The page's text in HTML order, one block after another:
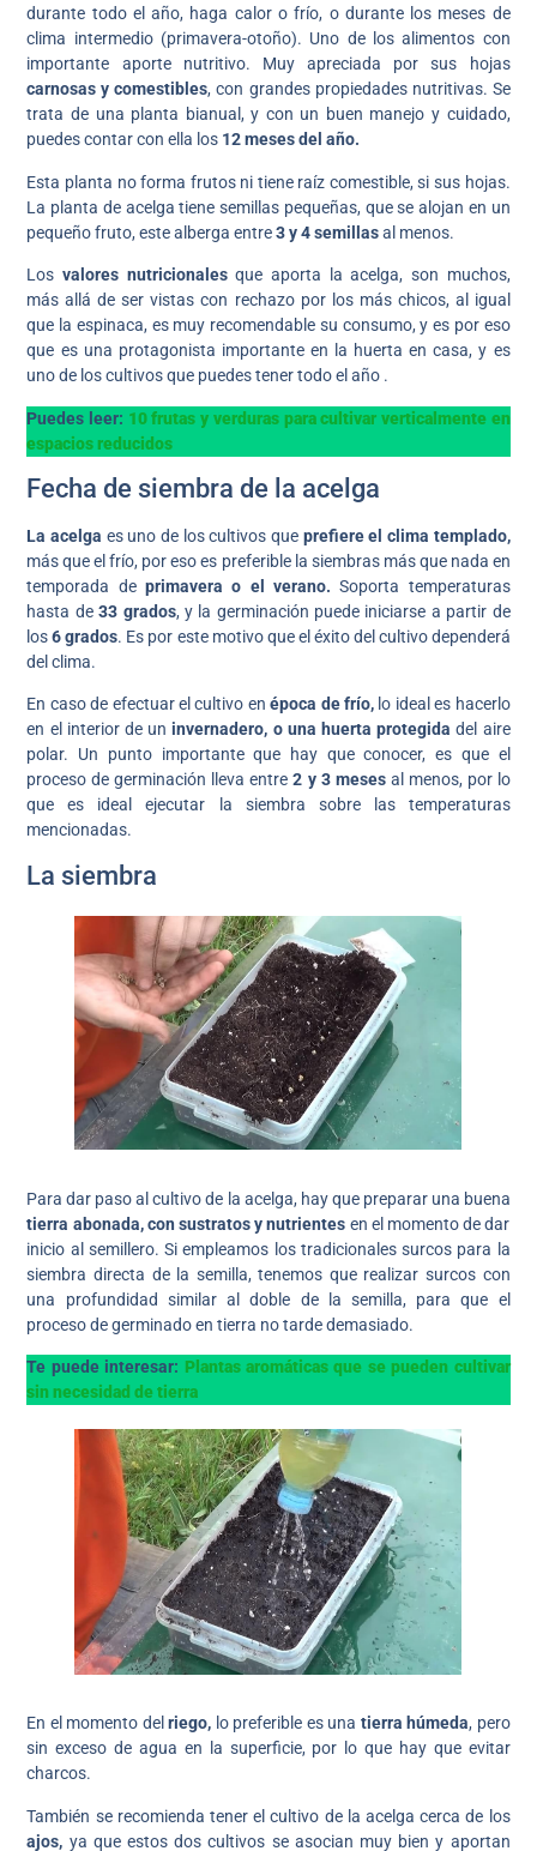
durante todo el año, haga calor o frío, o durante los meses de
clima intermedio (primavera-otoño). Uno de los alimentos con
importante aporte nutritivo. Muy apreciada por sus hojas
carnosas y comestibles, con grandes propiedades nutritivas. Se
trata de una planta bianual, y con un buen manejo y cuidado,
puedes contar con ella los 12 meses del año.
Esta planta no forma frutos ni tiene raíz comestible, si sus hojas.
La planta de acelga tiene semillas pequeñas, que se alojan en un
pequeño fruto, este alberga entre3 y 4 semillasal menos.
Losvalores nutricionalesque aporta la acelga, son muchos,
más allá de ser vistas con rechazo por los más chicos, al igual
que la espinaca, es muy recomendable su consumo, y es por eso
que es una protagonista importante en la huerta en casa, y es
uno de los cultivos que puedes tener todo el año .
Puedes leer: 10 frutas y verduras para cultivar verticalmente en
espacios reducidos
Fecha de siembra de la acelga
La acelga es uno de los cultivos queprefiere el clima templado,
más que el frío, por eso es preferible la siembras más que nada en
temporada deprimavera o el verano. Soporta temperaturas
hasta de33 grados, y la germinación puede iniciarse a partir de
los6 grados. Es por este motivo que el éxito del cultivo dependerá
del clima.
En caso de efectuar el cultivo enépoca de frío, lo ideal es hacerlo
en el interior de uninvernadero, o una huerta protegidadel aire
polar. Un punto importante que hay que conocer, es que el
proceso de germinación lleva entre2 y 3 mesesal menos, por lo
que es ideal ejecutar la siembra sobre las temperaturas
mencionadas.
La siembra
Para dar paso al cultivo de la acelga, hay que preparar una buena
tierra abonada, con sustratos y nutrientes en el momento de dar
inicio al semillero. Si empleamos los tradicionales surcos para la
siembra directa de la semilla, tenemos que realizar surcos con
una profundidad similar al doble de la semilla, para que el
proceso de germinado en tierra no tarde demasiado.
Te puede interesar: Plantas aromáticas que se pueden cultivar
sin necesidad de tierra
En el momento del riego, lo preferible es una tierra húmeda, pero
sin exceso de agua en la superficie, por lo que hay que evitar
charcos.
También se recomienda tener el cultivo de la acelga cerca de los
ajos, ya que estos dos cultivos se asocian muy bien y aportan